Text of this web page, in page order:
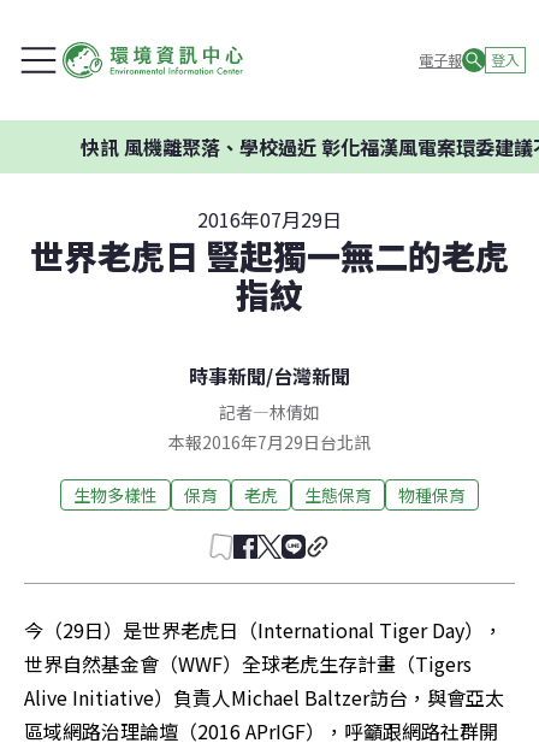
電子報 登入
風機離聚落、學校過近 彰化福漢風電案環委建議不應開
2016年07月29日
世界老虎日 豎起獨一無二的老虎
指紋
時事新聞/台灣新聞
記者—林倩如
本報2016年7月29日台北訊
生物多樣性 保育 老虎 生態保育 物種保育
今（29日）是世界老虎日（International Tiger Day），
世界自然基金會（WWF）全球老虎生存計畫（Tigers
Alive Initiative）負責人Michael Baltzer訪台，與會亞太
區域網路治理論壇（2016 APrIGF），呼籲跟網路社群開